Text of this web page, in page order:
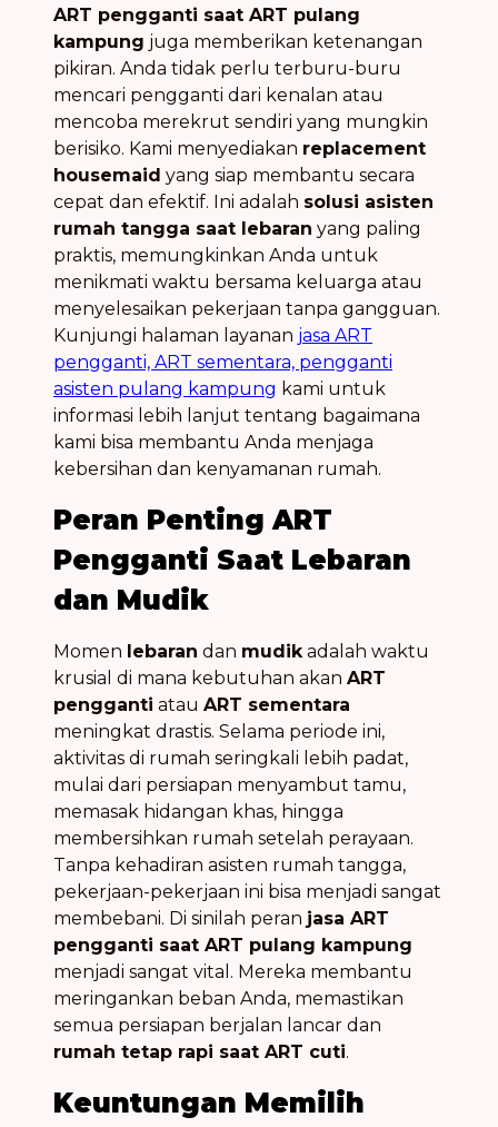
ART pengganti saat ART pulang
kampung juga memberikan ketenangan
pikiran. Anda tidak perlu terburu-buru
mencari pengganti dari kenalan atau
mencoba merekrut sendiri yang mungkin
berisiko. Kami menyediakan replacement
housemaid yang siap membantu secara
cepat dan efektif. Ini adalah solusi asisten
rumah tangga saat lebaran yang paling
praktis, memungkinkan Anda untuk
menikmati waktu bersama keluarga atau
menyelesaikan pekerjaan tanpa gangguan.
Kunjungi halaman layanan jasa ART
pengganti, ART sementara, pengganti
asisten pulang kampung kami untuk
informasi lebih lanjut tentang bagaimana
kami bisa membantu Anda menjaga
kebersihan dan kenyamanan rumah.
Peran Penting ART
Pengganti Saat Lebaran
dan Mudik
Momen lebaran dan mudik adalah waktu
krusial di mana kebutuhan akan ART
pengganti atau ART sementara
meningkat drastis. Selama periode ini,
aktivitas di rumah seringkali lebih padat,
mulai dari persiapan menyambut tamu,
memasak hidangan khas, hingga
membersihkan rumah setelah perayaan.
Tanpa kehadiran asisten rumah tangga,
pekerjaan-pekerjaan ini bisa menjadi sangat
membebani. Di sinilah peran jasa ART
pengganti saat ART pulang kampung
menjadi sangat vital. Mereka membantu
meringankan beban Anda, memastikan
semua persiapan berjalan lancar dan
rumah tetap rapi saat ART cuti.
Keuntungan Memilih